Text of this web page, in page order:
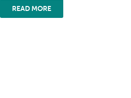
READ MORE